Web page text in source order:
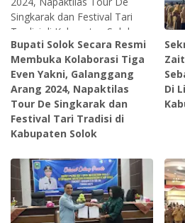
Bupati Solok Secara Resmi
Membuka Kolaborasi Tiga
Even Yakni, Galanggang
Arang 2024, Napaktilas
Tour De Singkarak dan
Festival Tari Tradisi di
Kabupaten Solok
Di